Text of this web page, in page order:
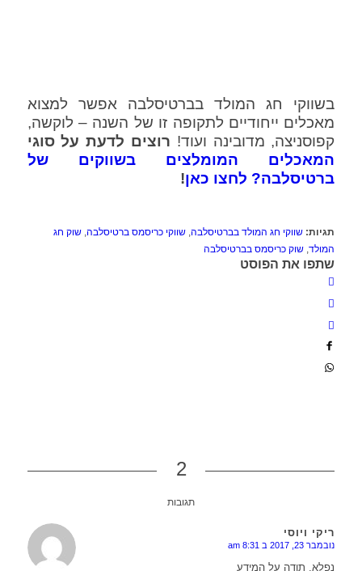
בשווקי חג המולד בברטיסלבה אפשר למצוא
מאכלים ייחודיים לתקופה זו של השנה – לוקשה,
קפוסניצה, מדובינה ועוד! רוצים לדעת על סוגי
המאכלים המומלצים בשווקים של
ברטיסלבה? לחצו כאן!
תגיות: שווקי חג המולד בברטיסלבה, שווקי כריסמס ברטיסלבה, שוק חג
המולד, שוק כריסמס בברטיסלבה
שתפו את הפוסט
2
תגובות
ריקי ויוסי
נובמבר 23, 2017 ב 8:31 am
נפלא. תודה על המידע